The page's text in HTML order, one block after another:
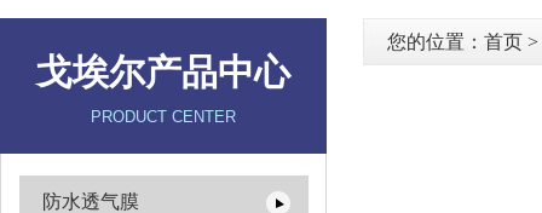
戈埃尔产品中心
PRODUCT CENTER
防水透气膜
您的位置： 首页 >